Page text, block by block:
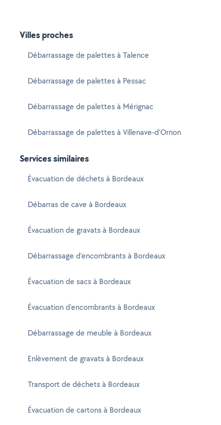
Villes proches
Débarrassage de palettes à Talence
Débarrassage de palettes à Pessac
Débarrassage de palettes à Mérignac
Débarrassage de palettes à Villenave-d'Ornon
Services similaires
Évacuation de déchets à Bordeaux
Débarras de cave à Bordeaux
Évacuation de gravats à Bordeaux
Débarrassage d'encombrants à Bordeaux
Évacuation de sacs à Bordeaux
Évacuation d'encombrants à Bordeaux
Débarrassage de meuble à Bordeaux
Enlèvement de gravats à Bordeaux
Transport de déchets à Bordeaux
Évacuation de cartons à Bordeaux